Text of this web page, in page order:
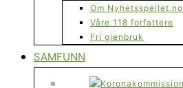
Om Nyhetsspeilet.no
Våre 118 forfattere
Fri gjenbruk
SAMFUNN